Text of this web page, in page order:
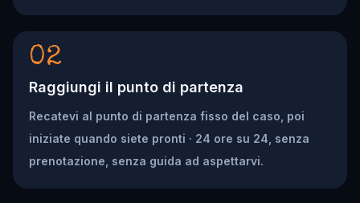
02
Raggiungi il punto di partenza
Recatevi al punto di partenza fisso del caso, poi
iniziate quando siete pronti · 24 ore su 24, senza
prenotazione, senza guida ad aspettarvi.